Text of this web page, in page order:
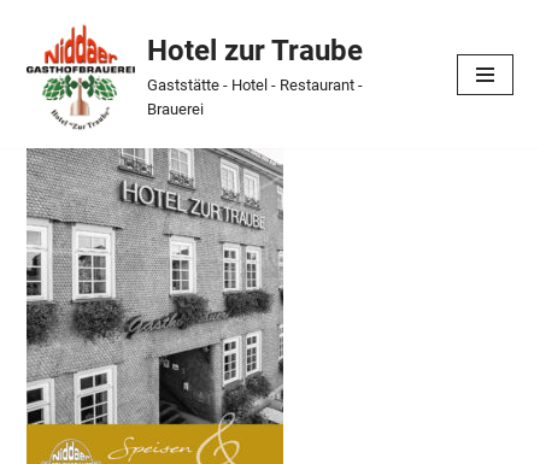
Skip
content
Hotel zur Traube
Gaststätte - Hotel - Restaurant -
Brauerei